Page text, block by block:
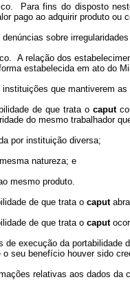
Para fins do disposto
pago ao adquirir produto ou
sobre
A relação dos
estabelecida em ato do
que mantiverem as
de que trata ocaput
do mesmo trabalhador
por instituição diversa;
natureza; e
mesmo produto.
de que trata o caput
de que trata o caput
de execução da portabilidade
seu benefício houver sido
relativas aos dados da